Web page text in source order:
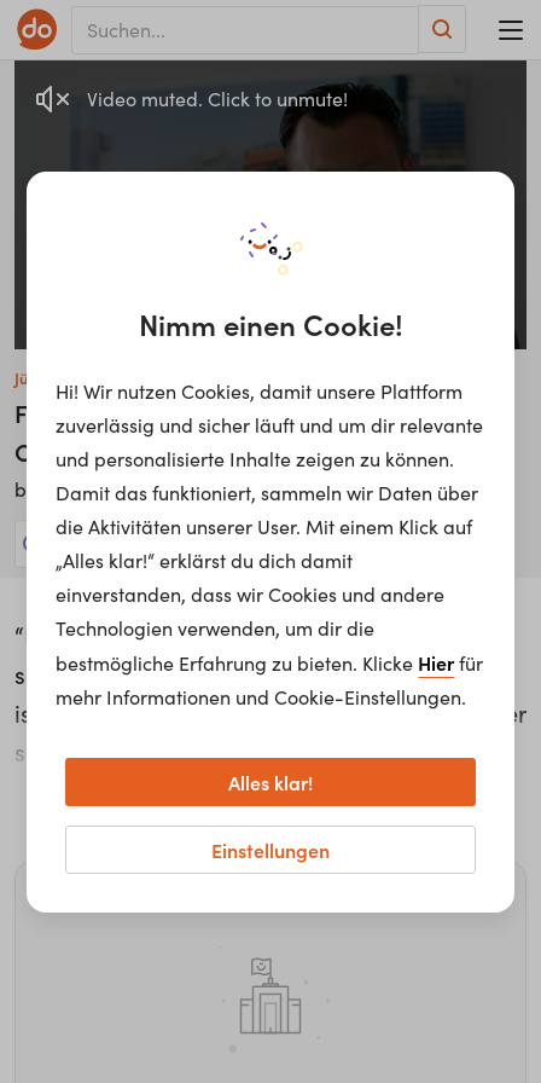
Thats quiet a difficult age.
Video muted. Click to unmute!
Jürgen Maier
Fahrzeugübergabe Kommunal |
Commissioning Municipal Vehicles
bei Rosenbauer International AG
“Die Feuerwehr bekommt einmal in 25 Jahren
so ein riesengroßes neues Fahrzeug und das
ist wie ein kleines Christkind, das ich da immer
spielen darf”, erzählt Jürgen Maier von den
schönsten Momenten der Fahrzeugübergabe
Kommunal bei Rosenbauer. Die interne
Zusammenarbeit ist essentiell: “Immer präsent
sein in der Produktion, damit Abläufe
weiterlesen...
Nimm einen Cookie!
Hi! Wir nutzen Cookies, damit unsere Plattform
zuverlässig und sicher läuft und um dir relevante
und personalisierte Inhalte zeigen zu können.
Damit das funktioniert, sammeln wir Daten über
die Aktivitäten unserer User. Mit einem Klick auf
„Alles klar!“ erklärst du dich damit
einverstanden, dass wir Cookies und andere
Technologien verwenden, um dir die
bestmögliche Erfahrung zu bieten. Klicke Hierfür
mehr Informationen und Cookie-Einstellungen.
Einstellungen
Alles klar!